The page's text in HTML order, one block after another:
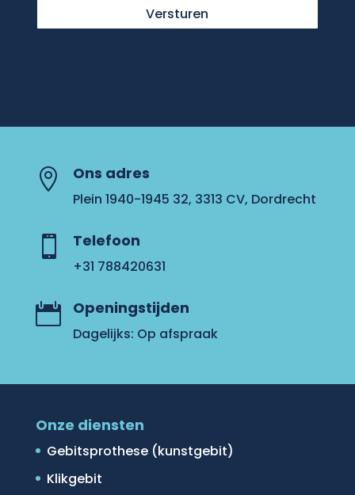
 Ons adres
Plein 1940-1945 32, 3313 CV, Dordrecht
 Telefoon
+31 788420631
 Openingstijden
Dagelijks: Op afspraak
Onze diensten
Gebitsprothese (kunstgebit)
Klikgebit